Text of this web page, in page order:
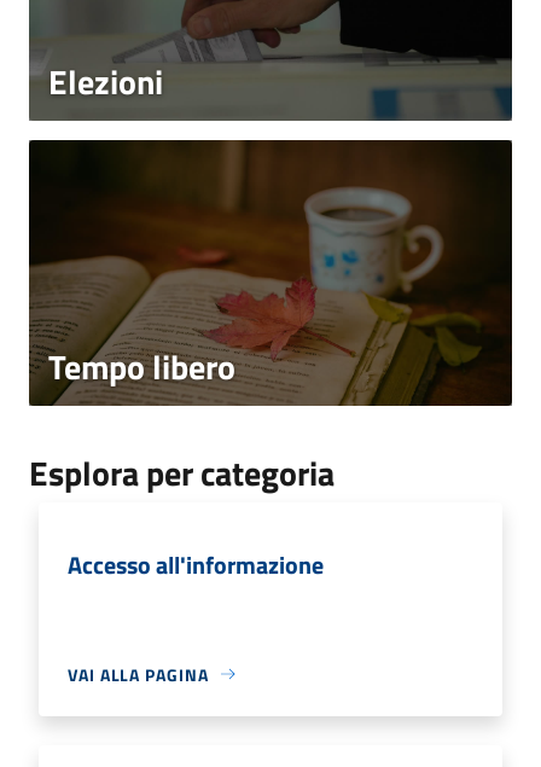
Elezioni
Tempo libero
Esplora per categoria
Accesso all'informazione
VAI ALLA PAGINA